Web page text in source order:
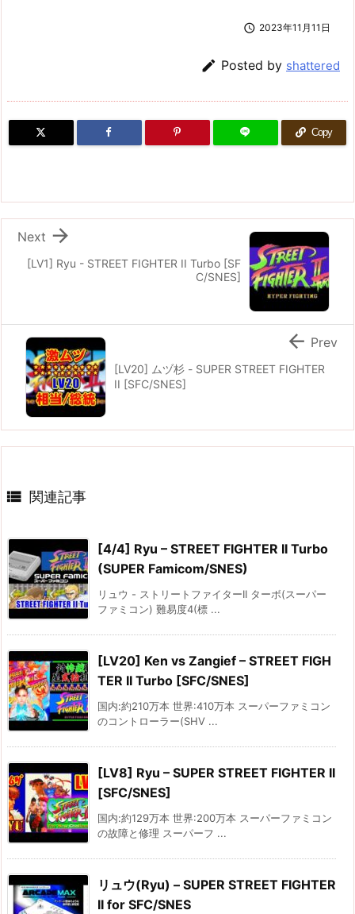
 2023年11月11日
 Posted by shattered
Copy
[LV1] Ryu - STREET FIGHTER II Turbo [SF
C/SNES]

Next
[LV20] ムヅ杉 - SUPER STREET FIGHTER
II [SFC/SNES]
 Prev
 関連記事
[4/4] Ryu – STREET FIGHTER II Turbo
(SUPER Famicom/SNES)
リュウ - ストリートファイターII ターボ(スーパー
ファミコン) 難易度4(標 ...
[LV20] Ken vs Zangief – STREET FIGH
TER II Turbo [SFC/SNES]
国内:約210万本 世界:410万本 スーパーファミコン
のコントローラー(SHV ...
[LV8] Ryu – SUPER STREET FIGHTER II
[SFC/SNES]
国内:約129万本 世界:200万本 スーパーファミコン
の故障と修理 スーパーフ ...
リュウ(Ryu) – SUPER STREET FIGHTER
II for SFC/SNES